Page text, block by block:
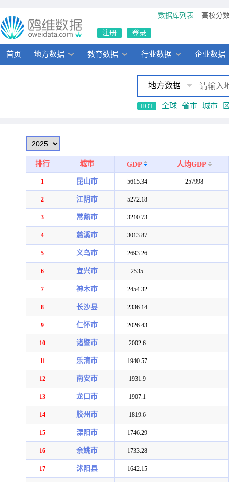
数据库列表 高校分
注册 登录
首页 地方数据 教育数据 行业数据 企业数据
地方数据
HOT 全球 省市 城市
排行 城市 GDP 人均GDP
1 昆山市 5615.34 257998
2 江阴市 5272.18
3 常熟市 3210.73
4 慈溪市 3013.87
5 义乌市 2693.26
6 宜兴市 2535
7 神木市 2454.32
8 长沙县 2336.14
9 仁怀市 2026.43
10 诸暨市 2002.6
11 乐清市 1940.57
12 南安市 1931.9
13 龙口市 1907.1
14 胶州市 1819.6
15 溧阳市 1746.29
16 余姚市 1733.28
17 沭阳县 1642.15